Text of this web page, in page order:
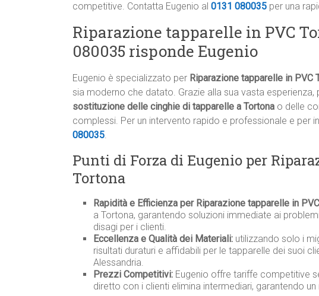
competitive. Contatta Eugenio al 0131 080035 per una
Riparazione tapparelle in PVC
080035 risponde Eugenio
Eugenio è specializzato per Riparazione tapparelle in PVC
sia moderno che datato. Grazie alla sua vasta
sostituzione delle cinghie di tapparelle a Tortona o delle
complessi. Per un intervento rapido e professionale e per
080035.
Punti di Forza di Eugenio per
Tortona
Rapidità e Efficienza per Riparazione tapparelle in
a Tortona, garantendo soluzioni immediate ai
disagi per i clienti.
Eccellenza e Qualità dei Materiali: utilizzando solo i
risultati duraturi e affidabili per le tapparelle dei suoi
Alessandria.
Prezzi Competitivi: Eugenio offre tariffe competitive
diretto con i clienti elimina intermediari, garantendo